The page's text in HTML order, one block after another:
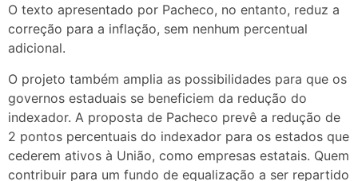
O texto apresentado por Pacheco, no entanto, reduz a
correção para a inflação, sem nenhum percentual
adicional.
O projeto também amplia as possibilidades para que os
governos estaduais se beneficiem da redução do
indexador. A proposta de Pacheco prevê a redução de
2 pontos percentuais do indexador para os estados que
cederem ativos à União, como empresas estatais. Quem
contribuir para um fundo de equalização a ser repartido